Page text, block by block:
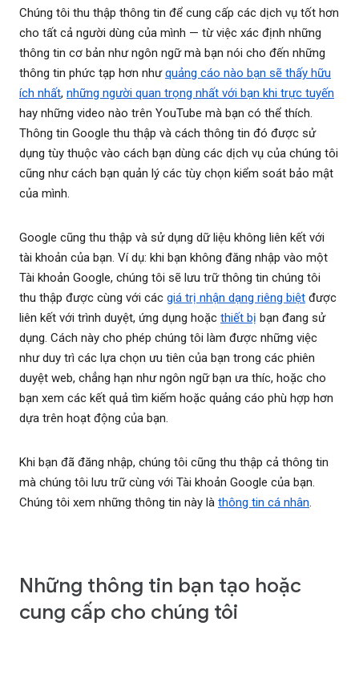
Chúng tôi thu thập thông tin để cung cấp các dịch vụ tốt hơn
cho tất cả người dùng của mình — từ việc xác định những
thông tin cơ bản như ngôn ngữ mà bạn nói cho đến những
thông tin phức tạp hơn nhưquảng cáo nào bạn sẽ thấy hữu
ích nhất, những người quan trọng nhất với bạn khi trực tuyến
hay những video nào trên YouTube mà bạn có thể thích.
Thông tin Google thu thập và cách thông tin đó được sử
dụng tùy thuộc vào cách bạn dùng các dịch vụ của chúng tôi
cũng như cách bạn quản lý các tùy chọn kiểm soát bảo mật
của mình.
Google cũng thu thập và sử dụng dữ liệu không liên kết với
tài khoản của bạn. Ví dụ: khi bạn không đăng nhập vào một
Tài khoản Google, chúng tôi sẽ lưu trữ thông tin chúng tôi
thu thập được cùng với các giá trị nhận dạng riêng biệt được
liên kết với trình duyệt, ứng dụng hoặc thiết bị bạn đang sử
dụng. Cách này cho phép chúng tôi làm được những việc
như duy trì các lựa chọn ưu tiên của bạn trong các phiên
duyệt web, chẳng hạn như ngôn ngữ bạn ưa thíc, hoặc cho
bạn xem các kết quả tìm kiếm hoặc quảng cáo phù hợp hơn
dựa trên hoạt động của bạn.
Khi bạn đã đăng nhập, chúng tôi cũng thu thập cả thông tin
mà chúng tôi lưu trữ cùng với Tài khoản Google của bạn.
Chúng tôi xem những thông tin này là thông tin cá nhân.
Những thông tin bạn tạo hoặc
cung cấp cho chúng tôi